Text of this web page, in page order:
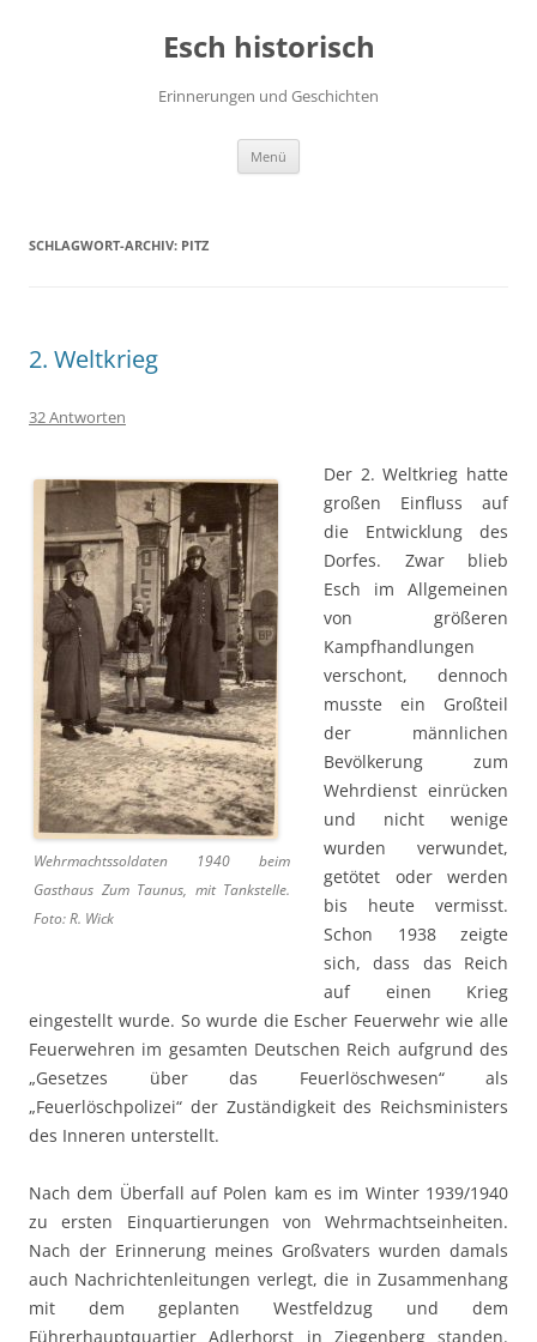
Esch historisch
Erinnerungen und Geschichten
Menü
SCHLAGWORT-ARCHIV: PITZ
2. Weltkrieg
32 Antworten
Wehrmachtssoldaten 1940 beim
Gasthaus Zum Taunus, mit Tankstelle.
Foto: R. Wick
Der 2. Weltkrieg hatte
großen Einfluss auf
die Entwicklung des
Dorfes. Zwar blieb
Esch im Allgemeinen
von größeren
Kampfhandlungen
verschont, dennoch
musste ein Großteil
der männlichen
Bevölkerung zum
Wehrdienst einrücken
und nicht wenige
wurden verwundet,
getötet oder werden
bis heute vermisst.
Schon 1938 zeigte
sich, dass das Reich
auf einen Krieg
eingestellt wurde. So wurde die Escher Feuerwehr wie alle
Feuerwehren im gesamten Deutschen Reich aufgrund des
„Gesetzes über das Feuerlöschwesen“ als
„Feuerlöschpolizei“ der Zuständigkeit des Reichsministers
des Inneren unterstellt.
Nach dem Überfall auf Polen kam es im Winter 1939/1940
zu ersten Einquartierungen von Wehrmachtseinheiten.
Nach der Erinnerung meines Großvaters wurden damals
auch Nachrichtenleitungen verlegt, die in Zusammenhang
mit dem geplanten Westfeldzug und dem
Führerhauptquartier Adlerhorst in Ziegenberg standen.